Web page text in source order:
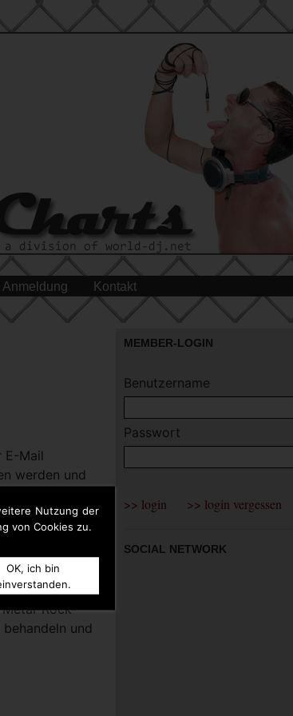
Nutzung der
von Cookies zu.
OK, ich bin
Anmeldung Kontakt
E-Mail
werden und
Bedarf stellt
Verfügung.
sowie der
und
Rock-
und
MEMBER-LOGIN
Benutzername
Passwort
SOCIAL NETWORK